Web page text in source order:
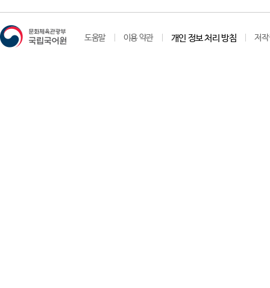
도움말 이용 약관 개인 정보 처리 방침 저